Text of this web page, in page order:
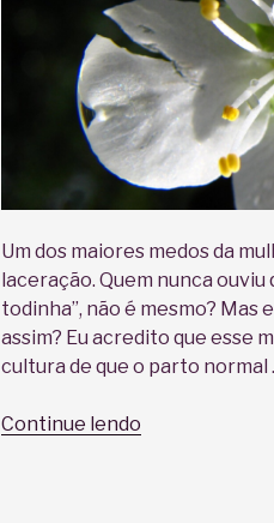
Um dos maiores medos da
laceração. Quem nunca
todinha”, não é mesmo? Mas
assim? Eu acredito que esse
cultura de que o parto normal
Continue lendo